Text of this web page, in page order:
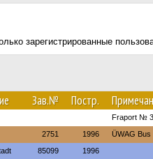
зарегистрированные
Зав.№ Постр.
Fraport №
2751 1996 ÜWAG Bus
85099 1996